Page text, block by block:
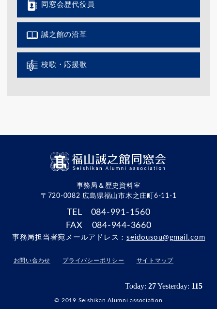
同窓会歴代役員
誠之館の沿革
校歌・応援歌
事務局＆歴史資料室
〒720-0082 広島県福山市木之庄町6-11-1
TEL 084-991-1560
FAX 084-944-3660
事務局担当者宛メールアドレス： seidousou@gmail.com
お問い合わせ プライバシーポリシー サイトマップ
© 2019 Seishikan Alumni association